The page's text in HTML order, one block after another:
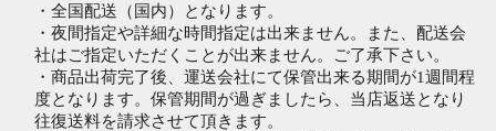
・全国配送（国内）となります。
・夜間指定や詳細な時間指定は出来ません。また、配送会
社はご指定いただくことが出来ません。ご了承下さい。
・商品出荷完了後、運送会社にて保管出来る期間が1週間程
度となります。保管期間が過ぎましたら、当店返送となり
往復送料を請求させて頂きます。